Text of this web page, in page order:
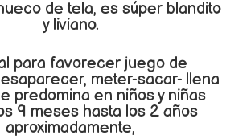
de tela, es súper blandito
y liviano.
para favorecer juego de
meter-sacar- llena
predomina en niños y niñas
9 meses hasta los 2 años
aproximadamente,